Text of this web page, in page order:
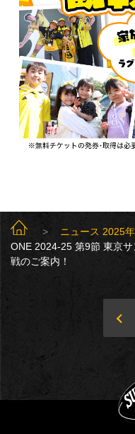
SUNGOLIATH TOP
ニュース 2025年
ONE 2024-25 第9節 東京
戦のご案内！